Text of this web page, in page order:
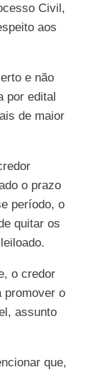
Civil,
aos
e não
por edital
de maior
o prazo
período, o
quitar os
o credor
promover o
assunto
que,